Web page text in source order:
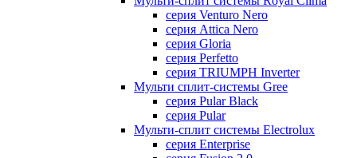
серия Venturo Nero
серия Attica Nero
серия Gloria
серия Perfetto
серия TRIUMPH Inverter
Мульти сплит-системы Gree
серия Pular Black
серия Pular
Мульти-сплит системы Electrolux
серия Enterprise